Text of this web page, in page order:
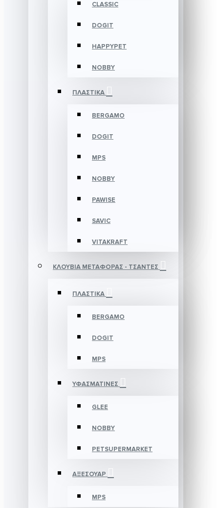
CLASSIC
DOGIT
HAPPYPET
NOBBY
ΠΛΑΣΤΙΚΑ
BERGAMO
DOGIT
MPS
NOBBY
PAWISE
SAVIC
VITAKRAFT
ΚΛΟΥΒΙΑ ΜΕΤΑΦΟΡΑΣ - ΤΣΑΝΤΕΣ
ΠΛΑΣΤΙΚΑ
BERGAMO
DOGIT
MPS
ΥΦΑΣΜΑΤΙΝΕΣ
GLEE
NOBBY
PETSUPERMARKET
ΑΞΕΣΟΥΑΡ
MPS